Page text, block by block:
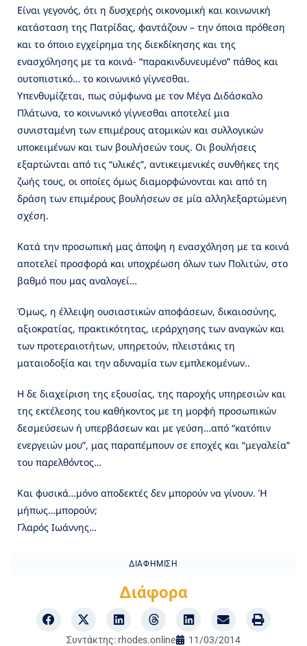
Είναι γεγονός, ότι η δυσχερής οικονομική και κοινωνική
κατάσταση της Πατρίδας, φαντάζουν – την όποια πρόθεση
και το όποιο εγχείρημα της διεκδίκησης και της
ενασχόλησης με τα κοινά- “παρακινδυνευμένο” πάθος και
ουτοπιστικό… το κοινωνικό γίγνεσθαι.
Υπενθυμίζεται, πως σύμφωνα με τον Μέγα Διδάσκαλο
Πλάτωνα, το κοινωνικό γίγνεσθαι αποτελεί μια
συνισταμένη των επιμέρους ατομικών και συλλογικών
υποκειμένων και των βουλήσεών τους. Οι βουλήσεις
εξαρτώνται από τις “υλικές”, αντικειμενικές συνθήκες της
ζωής τους, οι οποίες όμως διαμορφώνονται και από τη
δράση των επιμέρους βουλήσεων σε μία αλληλεξαρτώμενη
σχέση.
Κατά την προσωπική μας άποψη η ενασχόληση με τα κοινά
αποτελεί προσφορά και υποχρέωση όλων των Πολιτών, στο
βαθμό που μας αναλογεί…
Όμως, η έλλειψη ουσιαστικών αποφάσεων, δικαιοσύνης,
αξιοκρατίας, πρακτικότητας, ιεράρχησης των αναγκών και
των προτεραιοτήτων, υπηρετούν, πλειστάκις τη
ματαιοδοξία και την αδυναμία των εμπλεκομένων..
Η δε διαχείριση της εξουσίας, της παροχής υπηρεσιών και
της εκτέλεσης του καθήκοντος με τη μορφή προσωπικών
δεσμεύσεων ή υπερβάσεων και με γεύση…από “κατόπιν
ενεργειών μου”, μας παραπέμπουν σε εποχές και “μεγαλεία”
του παρελθόντος…
Και φυσικά…μόνο αποδεκτές δεν μπορούν να γίνουν. Ή
μήπως…μπορούν;
Γλαρός Ιωάννης…
ΔΙΑΦΉΜΙΣΗ
Διάφορα
Συντάκτης: rhodes.online 11/03/2014